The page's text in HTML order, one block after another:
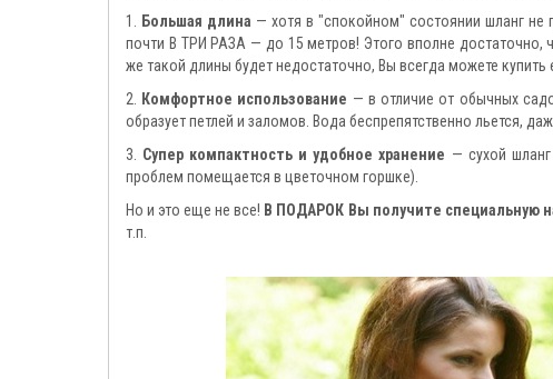
1. Большая длина — хотя в "спокойном" состоянии шланг
почти В ТРИ РАЗА — до 15 метров! Этого вполне достаточно,
же такой длины будет недостаточно, Вы всегда можете
2. Комфортное использование — в отличие от обычных
образует петлей и заломов. Вода беспрепятственно льется,
3. Супер компактность и удобное хранение — сухой
проблем помещается в цветочном горшке).
Но и это еще не все! В ПОДАРОК Вы получите специальную
т.п.